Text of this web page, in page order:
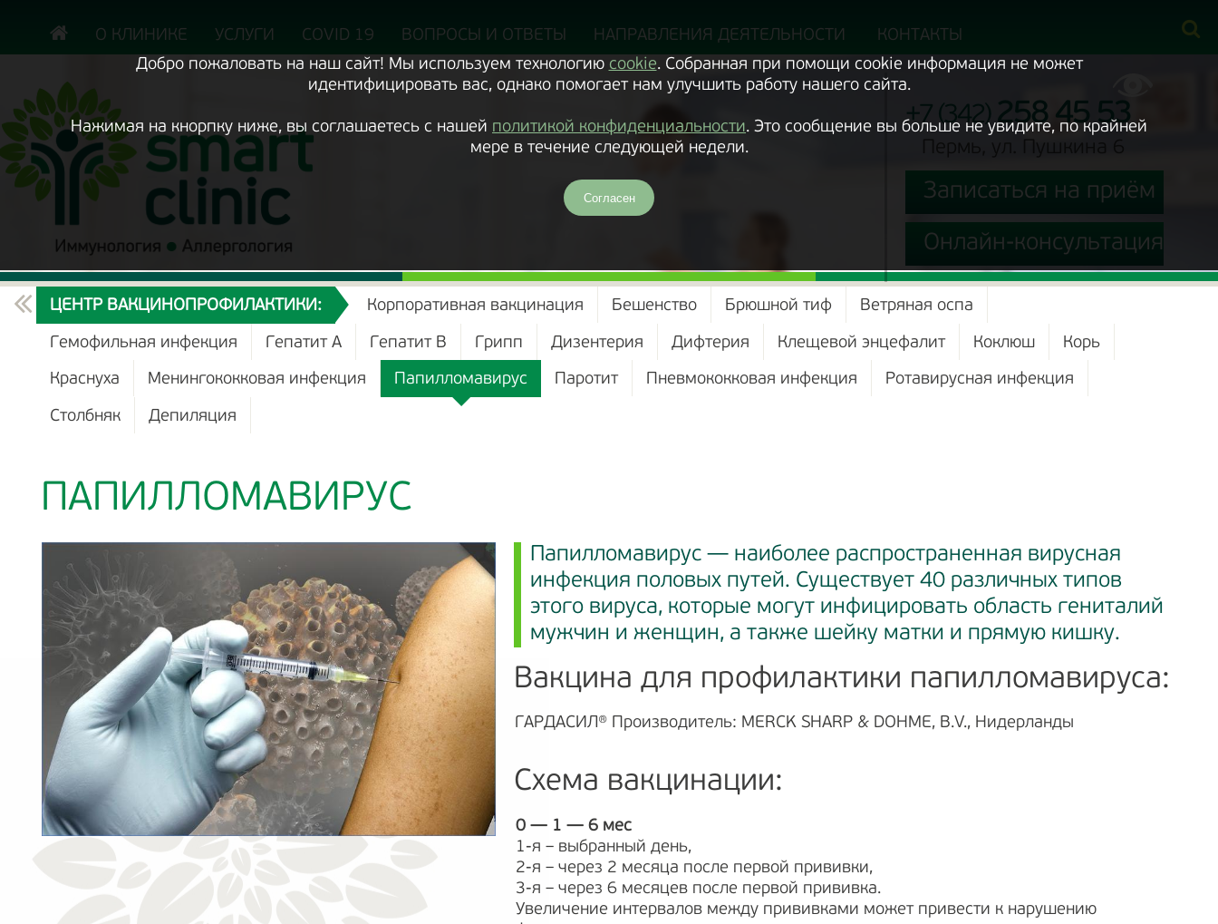
Добро пожаловать на наш сайт! Мы используем технологию cookie. Собранная при помощи cookie информация не может
идентифицировать вас, однако помогает нам улучшить работу нашего сайта.
Нажимая на кнорпку ниже, вы соглашаетесь с нашей политикой конфиденциальности. Это сообщение вы больше не увидите, по крайней
мере в течение следующей недели.
Согласен
О КЛИНИКЕ УСЛУГИ COVID 19 ВОПРОСЫ И ОТВЕТЫ НАПРАВЛЕНИЯ ДЕЯТЕЛЬНОСТИ КОНТАКТЫ
+7 (342)258 45 53
Записаться на приём
Онлайн-консультация
ТЕКУЩИЙ
РАЗДЕЛ
ЦЕНТР ВАКЦИНОПРОФИЛАКТИКИ: Корпоративная вакцинация Бешенство Брюшной тиф Ветряная оспа
Гемофильная инфекция Гепатит А Гепатит В Грипп Дизентерия Дифтерия Клещевой энцефалит Коклюш Корь
Краснуха Менингококковая инфекция
Текущий
Папилломавирус Паротит Пневмококковая инфекция Ротавирусная инфекция
Столбняк Депиляция
ПАПИЛЛОМАВИРУС
Папилломавирус — наиболее распространенная вирусная
инфекция половых путей. Существует 40 различных типов
этого вируса, которые могут инфицировать область гениталий
мужчин и женщин, а также шейку матки и прямую кишку.
Вакцина для профилактики папилломавируса:
ГАРДАСИЛ® Производитель: MERCK SHARP & DOHME, B.V., Нидерланды
Схема вакцинации:
0 — 1 — 6 мес
1-я – выбранный день,
2-я – через 2 месяца после первой прививки,
3-я – через 6 месяцев после первой прививка.
Увеличение интервалов между прививками может привести к нарушению